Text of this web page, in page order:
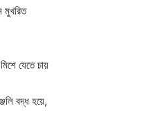
মুখরিত
যেতে চায়
বদ্ধ হয়ে,